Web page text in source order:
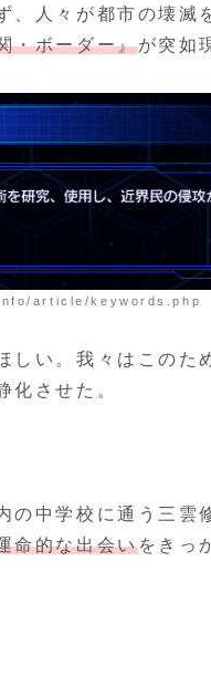
、人々が都市の壊滅
・ボーダー』が突如
article/keywords.php
しい。我々はこのた
化させた。
の中学校に通う三雲
命的な出会いをきっ